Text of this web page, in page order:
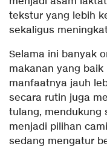
tekstur yang lebih
sekaligus
Selama ini banyak
makanan yang
manfaatnya jauh
secara rutin juga
tulang, mendukung
menjadi pilihan
sedang mengatur